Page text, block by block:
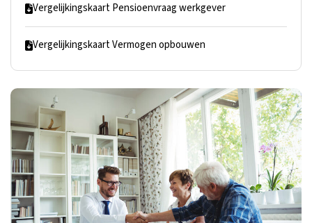
Vergelijkingskaart Pensioenvraag werkgever
Vergelijkingskaart Vermogen opbouwen